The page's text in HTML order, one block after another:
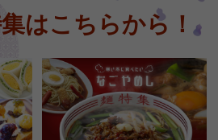
はこちらから！